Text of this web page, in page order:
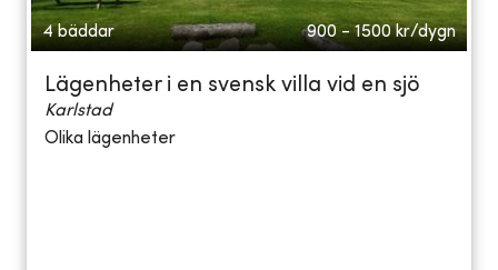
4 bäddar 900 - 1500 kr/dygn
Lägenheter i en svensk villa vid en sjö
Karlstad
Olika lägenheter